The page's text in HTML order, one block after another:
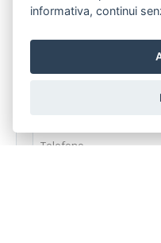
Stai cercando un immobile
informativa, continui